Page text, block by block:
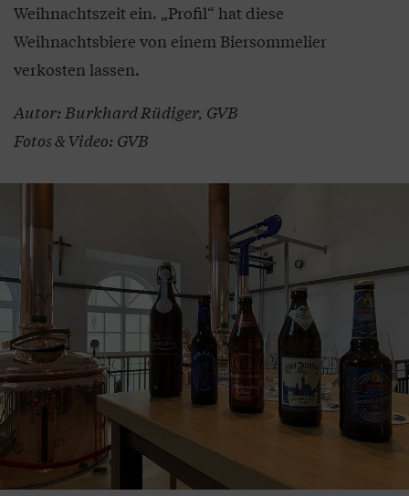
Weihnachtszeit ein. „Profil“ hat diese
Weihnachtsbiere von einem Biersommelier
verkosten lassen.
Autor: Burkhard Rüdiger, GVB
Fotos & Video: GVB